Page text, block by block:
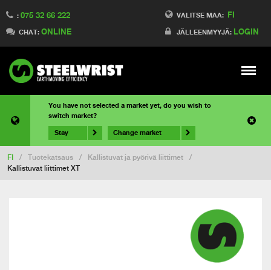
VALITSE MAA: FI
JÄLLEENMYYJÄ: LOGIN
: 075 32 66 222
CHAT: ONLINE
Meny
You have not selected a market yet, do you wish to
switch market?
Stay Change market
FI / Tuotekatsaus / Kallistuvat ja pyörivä liittimet
/
Kallistuvat liittimet XT